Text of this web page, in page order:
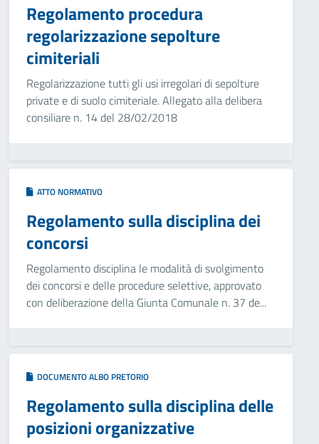
Regolamento procedura
regolarizzazione sepolture
cimiteriali
Regolarizzazione tutti gli usi irregolari di sepolture
private e di suolo cimiteriale. Allegato alla delibera
consiliare n. 14 del 28/02/2018
ATTO NORMATIVO
Regolamento sulla disciplina dei
concorsi
Regolamento disciplina le modalità di svolgimento
dei concorsi e delle procedure selettive, approvato
con deliberazione della Giunta Comunale n. 37 de...
DOCUMENTO ALBO PRETORIO
Regolamento sulla disciplina delle
posizioni organizzative